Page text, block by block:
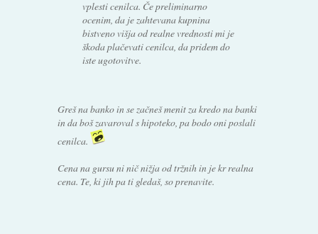
vplesti cenilca. Če preliminarno
ocenim, da je zahtevana kupnina
bistveno višja od realne vrednosti mi je
škoda plačevati cenilca, da pridem do
iste ugotovitve.
Greš na banko in se začneš menit za kredo na banki
in da boš zavaroval s hipoteko, pa bodo oni poslali
cenilca.
Cena na gursu ni nič nižja od tržnih in je kr realna
cena. Te, ki jih pa ti gledaš, so prenavite.